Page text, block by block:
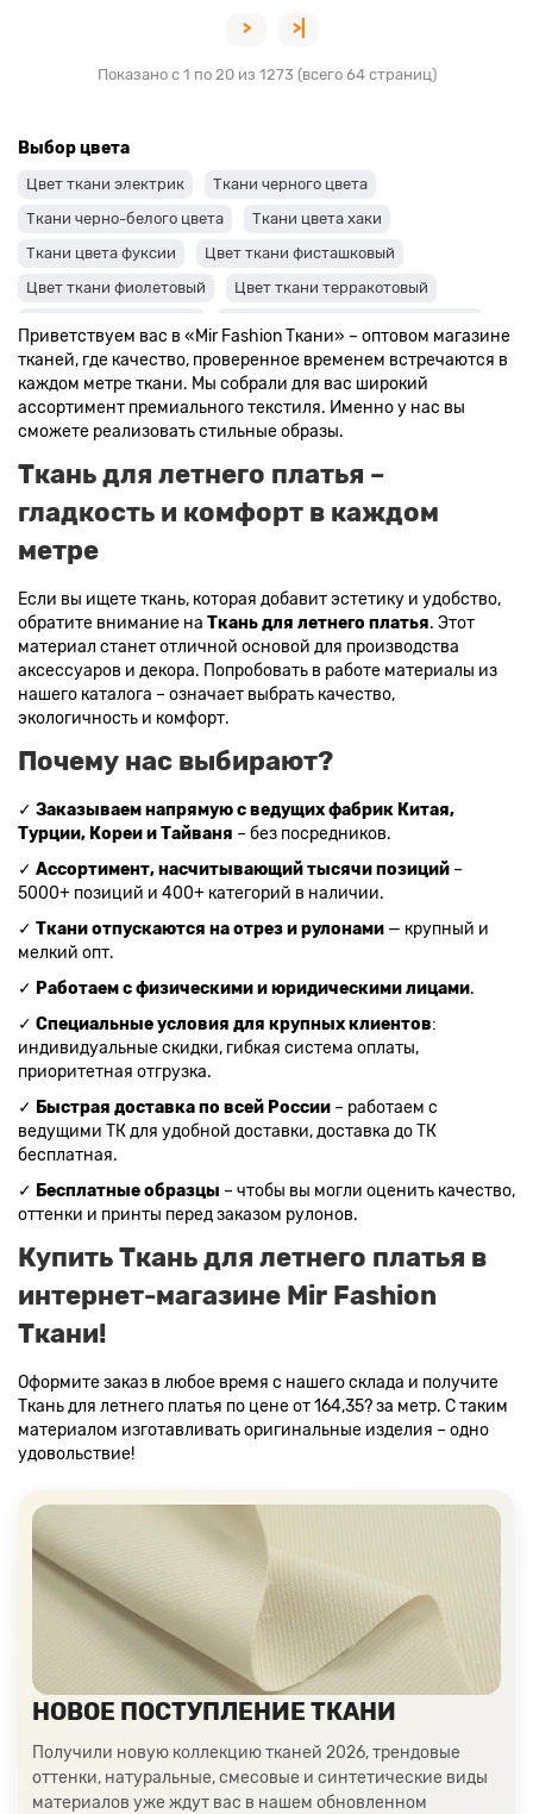
> >|
Показано с 1 по 20 из 1273 (всего 64 страниц)
Выбор цвета
Цвет ткани электрик
Ткани черного цвета
Ткани черно-белого цвета
Ткани цвета хаки
Ткани цвета фуксии
Цвет ткани фисташковый
Цвет ткани фиолетовый
Цвет ткани терракотовый
Цвет ткани серый + оттенки: темные и светлые
Цвет ткани салатовый
Цвет ткани розовый
Ткани цвета пудра
Ткани персикового цвета
Ткани оранжевого цвета
Ткани лимонного цвета
Ткани красного цвета разных оттенков
Ткани кораллового цвета
Ткани цвета какао
Изумрудный цвет ткани
Ткани зеленого цвета
Ткани желтого цвета
Ткани цвета индиго
Цвет ткани бордовый
Купить ткань белого цвета
Приветствуем вас в «Mir Fashion Ткани» – оптовом магазине
тканей, где качество, проверенное временем встречаются в
каждом метре ткани. Мы собрали для вас широкий
ассортимент премиального текстиля. Именно у нас вы
сможете реализовать стильные образы.
Ткань для летнего платья –
гладкость и комфорт в каждом
метре
Если вы ищете ткань, которая добавит эстетику и удобство,
обратите внимание на Ткань для летнего платья. Этот
материал станет отличной основой для производства
аксессуаров и декора. Попробовать в работе материалы из
нашего каталога – означает выбрать качество,
экологичность и комфорт.
Почему нас выбирают?
✓ Заказываем напрямую с ведущих фабрик Китая,
Турции, Кореи и Тайваня – без посредников.
✓ Ассортимент, насчитывающий тысячи позиций –
5000+ позиций и 400+ категорий в наличии.
✓ Ткани отпускаются на отрез и рулонами — крупный и
мелкий опт.
✓ Работаем с физическими и юридическими лицами.
✓ Специальные условия для крупных клиентов:
индивидуальные скидки, гибкая система оплаты,
приоритетная отгрузка.
✓ Быстрая доставка по всей России – работаем с
ведущими ТК для удобной доставки, доставка до ТК
бесплатная.
✓ Бесплатные образцы – чтобы вы могли оценить качество,
оттенки и принты перед заказом рулонов.
Купить Ткань для летнего платья в
интернет-магазине Mir Fashion
Ткани!
Оформите заказ в любое время с нашего склада и получите
Ткань для летнего платья по цене от 164,35? за метр. С таким
материалом изготавливать оригинальные изделия – одно
удовольствие!
НОВОЕ ПОСТУПЛЕНИЕ ТКАНИ
Получили новую коллекцию тканей 2026, трендовые
оттенки, натуральные, смесовые и синтетические виды
материалов уже ждут вас в нашем обновленном